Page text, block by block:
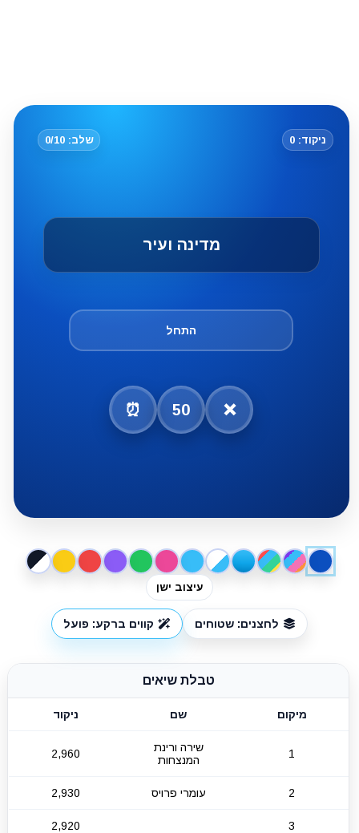
ניקוד: 0 שלב: 0/10
מדינה ועיר
התחל
❌
50
⏰
עיצוב ישן
לחצנים: שטוחים קווים ברקע: פועל
טבלת שיאים
מיקום שם ניקוד
1
שירה ורינת
המנצחות
2,960
2 עומרי פרויס 2,930
3
2,920